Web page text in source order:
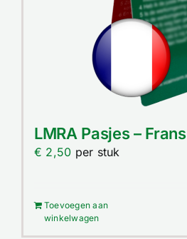
LMRA Pasjes – Frans
€ 2,50 per stuk
Toevoegen aan
winkelwagen